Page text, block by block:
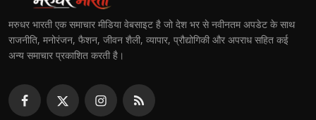
मरुधर भारती एक समाचार मीडिया वेबसाइट है जो देश भर से नवीनतम अपडेट के साथ
राजनीति, मनोरंजन, फैशन, जीवन शैली, व्यापार, प्रौद्योगिकी और अपराध सहित कई
अन्य समाचार प्रकाशित करती है।